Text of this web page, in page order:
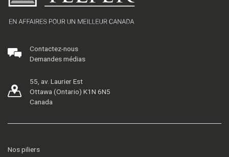
Contactez-nous
Demandes médias
55, av. Laurier Est
Ottawa (Ontario) K1N 6N5
Canada
Nos piliers